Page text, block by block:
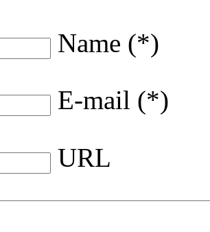
Name (*)
E-mail (*)
URL